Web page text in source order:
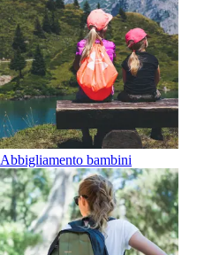
Abbigliamento bambini